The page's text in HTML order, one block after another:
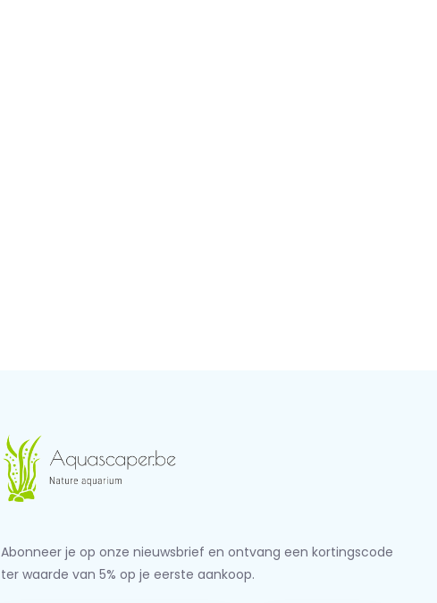
Abonneer je op onze nieuwsbrief en ontvang een kortingscode
ter waarde van 5% op je eerste aankoop.